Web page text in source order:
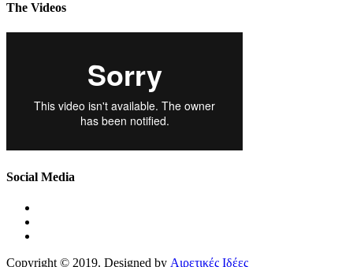
The Videos
Social Media
Copyright © 2019. Designed by Αιρετικές Ιδέες